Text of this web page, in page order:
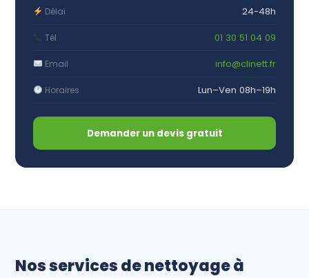
Délai 24-48h
Tél 01 30 51 04 09
Email info@clinett.fr
Horaires Lun–Ven 08h–19h
Demander un devis gratuit
Nos services de nettoyage à